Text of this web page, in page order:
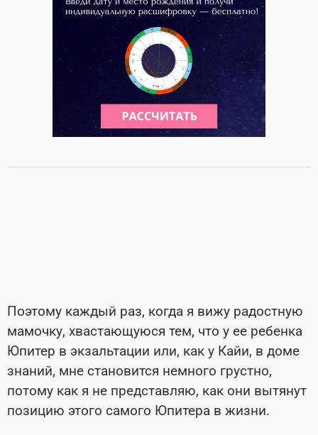
Поэтому каждый раз, когда я вижу радостную
мамочку, хвастающуюся тем, что у ее ребенка
Юпитер в экзальтации или, как у Кайи, в доме
знаний, мне становится немного грустно,
потому как я не представляю, как они вытянут
позицию этого самого Юпитера в жизни.